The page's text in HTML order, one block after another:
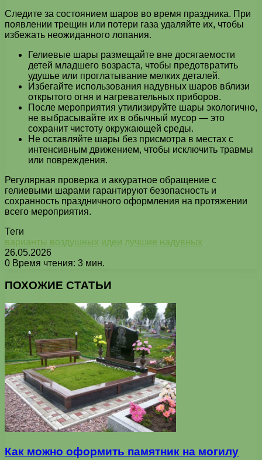
Следите за состоянием шаров во время праздника. При
появлении трещин или потери газа удаляйте их, чтобы
избежать неожиданного лопания.
Гелиевые шары размещайте вне досягаемости
детей младшего возраста, чтобы предотвратить
удушье или проглатывание мелких деталей.
Избегайте использования надувных шаров вблизи
открытого огня и нагревательных приборов.
После мероприятия утилизируйте шары экологично,
не выбрасывайте их в обычный мусор — это
сохранит чистоту окружающей среды.
Не оставляйте шары без присмотра в местах с
интенсивным движением, чтобы исключить травмы
или повреждения.
Регулярная проверка и аккуратное обращение с
гелиевыми шарами гарантируют безопасность и
сохранность праздничного оформления на протяжении
всего мероприятия.
Теги
варианты воздушных идеи лучшие надувных
26.05.2026
0 Время чтения: 3 мин.
ПОХОЖИЕ СТАТЬИ
Как можно оформить памятник на могилу